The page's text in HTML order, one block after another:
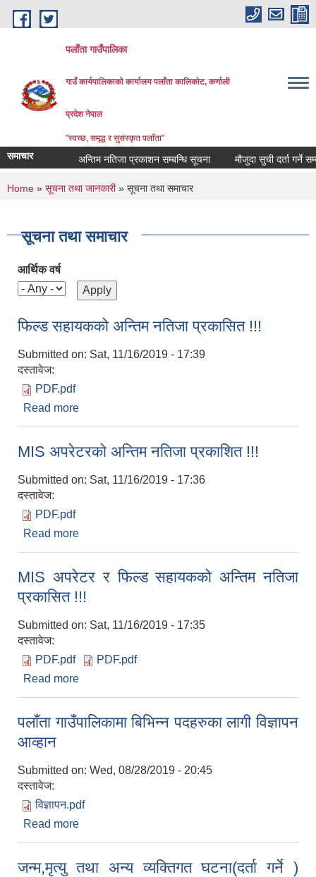
Skip to main content
पलाँता गाउँपालिका
गाउँ कार्यपालिकाको कार्यालयपलाँता कालिकाेट, कर्णाली
प्रदेश नेपाल
"स्वच्छ, समृद्ध र सुसंस्कृत पलाँता"
समाचार अन्तिम नतिजा प्रकाशन सम्बन्धि सूचना मौजुदा सुची दर्ता गर्ने
You are here
Home » सूचना तथा जानकारी» सूचना तथा समाचार
सूचना तथा समाचार
आर्थिक वर्ष
फिल्ड सहायकको अन्तिम नतिजा प्रकासित !!!
Submitted on: Sat, 11/16/2019 - 17:39
दस्तावेज:
PDF.pdf
Read more
MIS अपरेटरको अन्तिम नतिजा प्रकाशित !!!
Submitted on: Sat, 11/16/2019 - 17:36
दस्तावेज:
PDF.pdf
Read more
MIS अपरेटर र फिल्ड सहायकको अन्तिम नतिजा
प्रकासित !!!
Submitted on: Sat, 11/16/2019 - 17:35
दस्तावेज:
PDF.pdf
PDF.pdf
Read more
पलाँता गाउँपालिकामा बिभिन्न पदहरुका लागी विज्ञापन
आव्हान
Submitted on: Wed, 08/28/2019 - 20:45
दस्तावेज:
विज्ञापन.pdf
Read more
जन्म,मृत्यु तथा अन्य व्यक्तिगत घटना(दर्ता गर्ने )